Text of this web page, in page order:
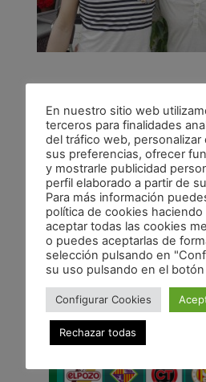
ANTERIOR
Otra renovación: Asier Llamas amplía un año su contrato.
En nuestro sitio web
terceros para finalidades
del tráfico web,
sus preferencias, ofrecer
y mostrarle publicidad
perfil elaborado a partir de
Para más información
política de cookies haciendo
aceptar todas las cookies
o puedes aceptarlas de
selección pulsando en
su uso pulsando en el
Configurar Cookies
Rechazar todas